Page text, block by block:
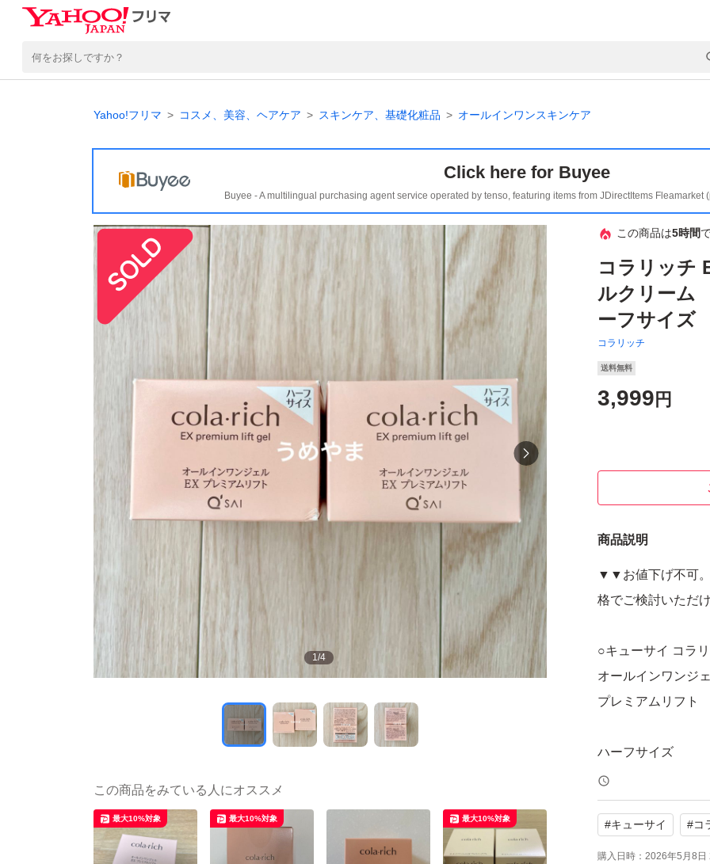
Yahoo!フリマ コスメ、美容、ヘアケア スキンケア、基礎化粧品 オールインワンスキンケア
Click here for Buyee
Buyee - A multilingual purchasing agent service operated by tenso, featuring items from JDirectItems Fleamarket
1/4
この商品は5時間
コラリッチ
ルクリー
ーフサイズ
コラリッチ
送料無料
3,999 円
商品説明
▼▼お値下げ不可。
格でご検討いただ
○キューサイ コラ
オールインワンジ
プレミアムリフト
ハーフサイズ
内容量 : 28g
2個セットです。
#キューサイ #コ
購入日時： 2026年5月8日
この商品をみている人にオススメ
最大10%対象 最大10%対象 最大10%対象